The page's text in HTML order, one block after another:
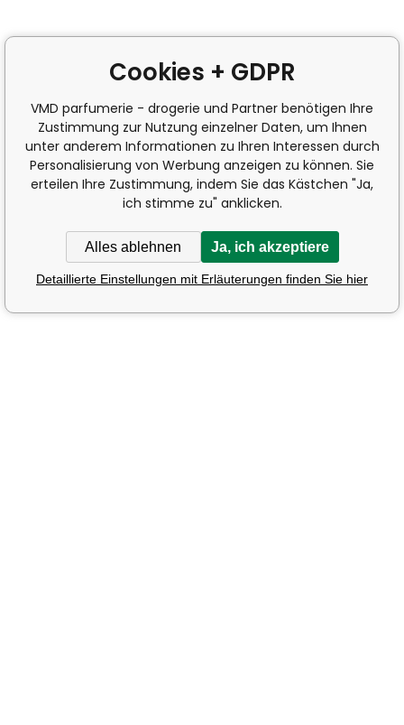
Cookies + GDPR
VMD parfumerie - drogerie und Partner benötigen Ihre
Zustimmung zur Nutzung einzelner Daten, um Ihnen
unter anderem Informationen zu Ihren Interessen durch
Personalisierung von Werbung anzeigen zu können. Sie
erteilen Ihre Zustimmung, indem Sie das Kästchen "Ja,
ich stimme zu" anklicken.
Alles ablehnen Ja, ich akzeptiere
Detaillierte Einstellungen mit Erläuterungen finden Sie hier